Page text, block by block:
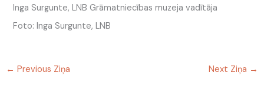
Inga Surgunte, LNB Grāmatniecības muzeja vadītāja
Foto: Inga Surgunte, LNB
← Previous Ziņa Next Ziņa →